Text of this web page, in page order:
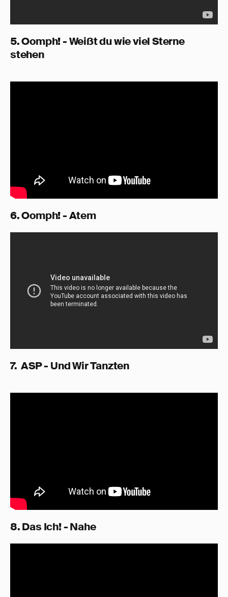
5. Oomph! - Weißt du wie viel Sterne
stehen
6. Oomph! - Atem
7. ASP - Und Wir Tanzten
8. Das Ich! - Nahe